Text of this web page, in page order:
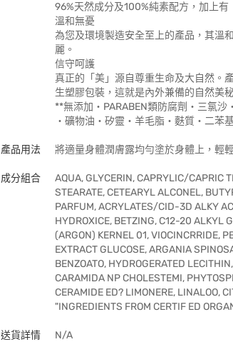
96%天然成分及100%純素配方，加上
溫和無憂
為您及環境製造安全至上的產品，其溫
麗。
信守呵護
真正的「美」源自尊重生命及大自然。
生塑膠包裝，這就是內外兼備的自然美
**無添加‧PARABEN類防腐劑‧三氯
‧礦物油‧矽靈‧羊毛脂‧麩質‧二苯
產品用法 將適量身體潤膚露均勻塗於身體上，輕
成分組合
AQUA, GLYCERIN, CAPRYLIC/CAPRIC
STEARATE, CETEARYL ALCONEL,
PARFUM, ACRYLATES/CID-3D ALKY
HYDROXICE, BETZING, C12-20 ALKYL
(ARGON) KERNEL 01, VIOCINCRRIDE,
EXTRACT GLUCOSE, ARGANIA
BENZOATO, HYDROGERATED
CARAMIDA NP CHOLESTEMI,
CERAMIDE ED? LIMONERE, LINALOO,
"INGREDIENTS FROM CERTIF ED
送貨詳情 N/A